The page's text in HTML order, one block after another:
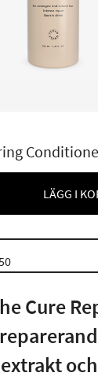
LÄGG I
Cure